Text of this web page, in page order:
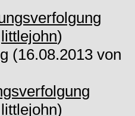
littlejohn)
(16.08.2013 von
littlejohn)